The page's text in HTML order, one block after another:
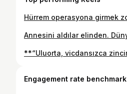
Engagement rate benchmark